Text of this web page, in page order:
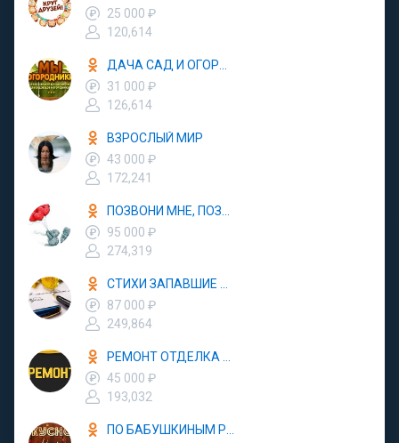
25 000 ₽
120,614
31 000 ₽
126,614
ВЗРОСЛЫЙ МИР
43 000 ₽
172,241
95 000 ₽
274,319
87 000 ₽
249,864
45 000 ₽
193,032